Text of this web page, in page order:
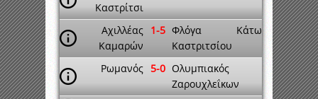
Καστρίτσι
Αχιλλέας
Καμαρών
1-5 Φλόγα Κάτω
Καστριτσίου
Ρωμανός 5-0 Ολυμπιακός
Ζαρουχλεΐκων